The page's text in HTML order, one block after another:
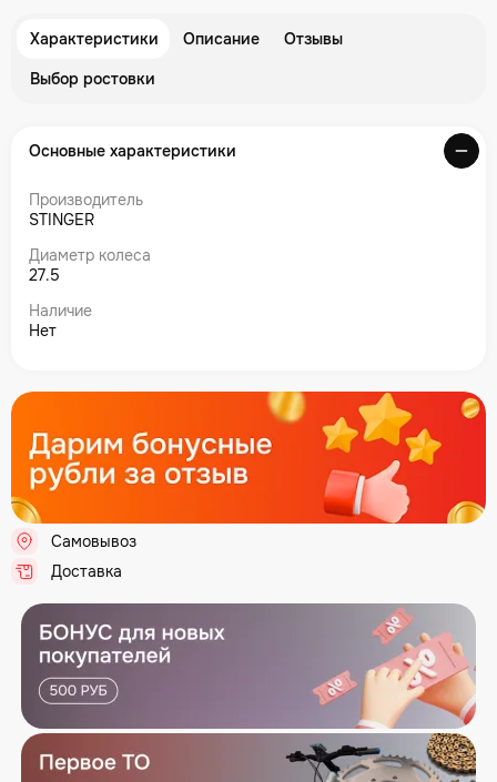
Характеристики Описание
Отзывы
Выбор ростовки
Основные характеристики
Производитель
STINGER
Диаметр колеса
27.5
Наличие
Нет
Самовывоз
Доставка